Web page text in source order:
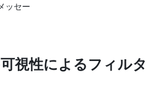
ッセー
視性によるフィルタ